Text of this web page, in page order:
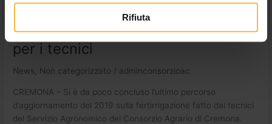
Rifiuta
Servizio Fertirrigazione: 2019 da
record e aggiornamento negli USA
per i tecnici
News Non categorizzato / adminconsorzioac
CREMONA – Si è da poco concluso l’ultimo percorso
d’aggiornamento del 2019 sulla fertirrigazione fatto dai tecnici
del Servizio Agronomico del Consorzio Agrario di Cremona.
tecnici